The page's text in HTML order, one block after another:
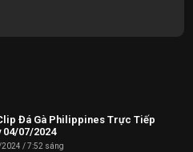
Đá Gà Philippines Trực Tiếp
04/07/2024
2024 7:52 sáng